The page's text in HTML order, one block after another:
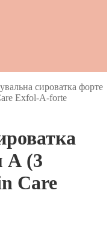
сироватка форте
Exfol-A-forte
А (3
Care